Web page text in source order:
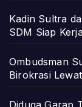
Kadin Sultra
SDM Siap
Ombudsman
Birokrasi